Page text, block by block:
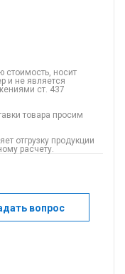
стоимость, носит
и не является
ст. 437
товара просим
отгрузку продукции
расчету.
вопрос